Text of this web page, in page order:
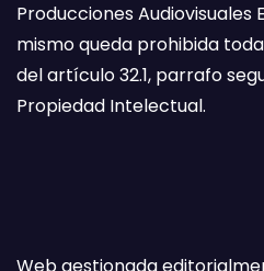
Producciones Audiovisuales
mismo queda prohibida
del artículo 32.1, parrafo
Propiedad Intelectual.